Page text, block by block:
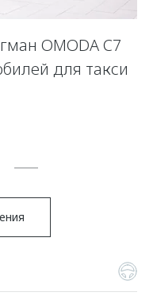
OMODA C7
для такси